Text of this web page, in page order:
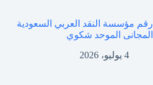
رقم مؤسسة النقد العربي السعودية
المجانى الموحد شكوي
4 يوليو، 2026